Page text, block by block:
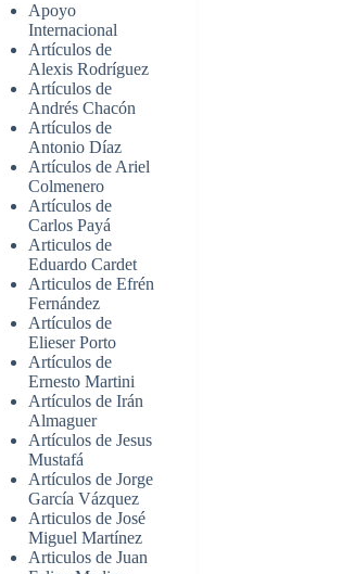
Apoyo
Internacional
Artículos de
Alexis Rodríguez
Artículos de
Andrés Chacón
Artículos de
Antonio Díaz
Artículos de Ariel
Colmenero
Artículos de
Carlos Payá
Articulos de
Eduardo Cardet
Articulos de Efrén
Fernández
Artículos de
Elieser Porto
Artículos de
Ernesto Martini
Artículos de Irán
Almaguer
Artículos de Jesus
Mustafá
Artículos de Jorge
García Vázquez
Articulos de José
Miguel Martínez
Articulos de Juan